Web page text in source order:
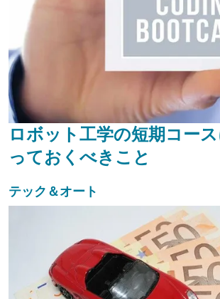
ロボット工学の短期コー
っておくべきこと
テック＆オート